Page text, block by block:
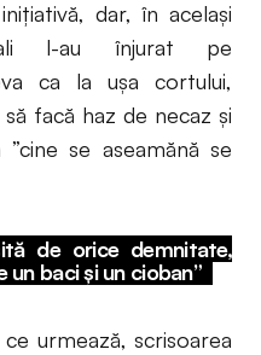
dar, în același
l-au înjurat pe
ca la ușa cortului,
facă haz de necaz și
se aseamănă se
de orice demnitate,
baci și un cioban”
urmează, scrisoarea